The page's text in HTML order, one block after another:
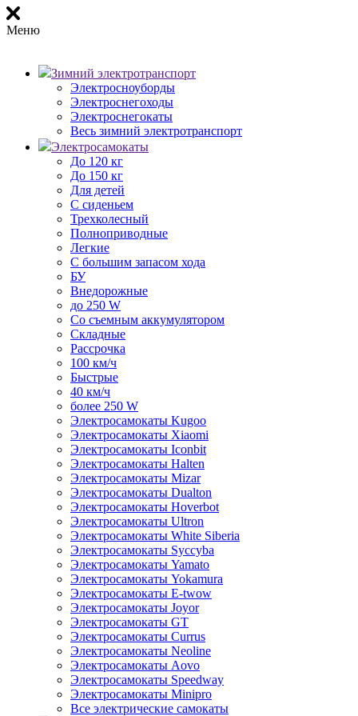
Меню
Зимний электротранспорт
Электросноуборды
Электроснегоходы
Электроснегокаты
Весь зимний электротранспорт
Электросамокаты
До 120 кг
До 150 кг
Для детей
С сиденьем
Трехколесный
Полноприводные
Легкие
С большим запасом хода
БУ
Внедорожные
до 250 W
Со съемным аккумулятором
Складные
Рассрочка
100 км/ч
Быстрые
40 км/ч
более 250 W
Электросамокаты Kugoo
Электросамокаты Xiaomi
Электросамокаты Iconbit
Электросамокаты Halten
Электросамокаты Mizar
Электросамокаты Dualton
Электросамокаты Hoverbot
Электросамокаты Ultron
Электросамокаты White Siberia
Электросамокаты Syccyba
Электросамокаты Yamato
Электросамокаты Yokamura
Электросамокаты E-twow
Электросамокаты Joyor
Электросамокаты GT
Электросамокаты Currus
Электросамокаты Neoline
Электросамокаты Aovo
Электросамокаты Speedway
Электросамокаты Minipro
Все электрические самокаты